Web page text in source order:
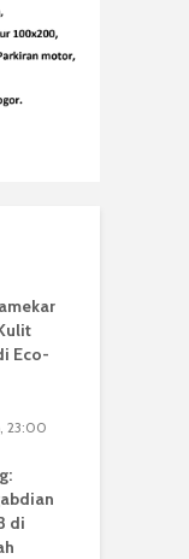
Eco-
23:00
di